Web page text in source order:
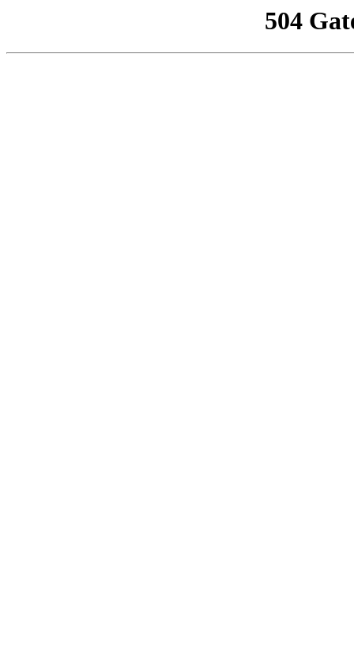
504